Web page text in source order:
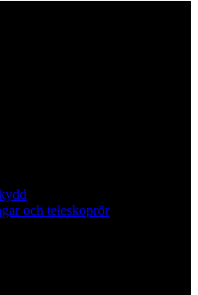
och teleskoprör